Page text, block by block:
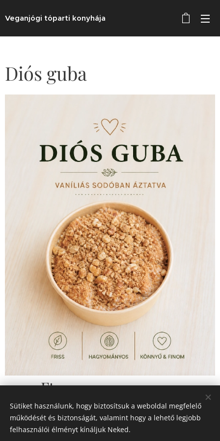
Veganjógi tóparti konyhája
Diós guba
1 990Ft
© 2026 Minden jog fenntartva
Sütiket használunk, hogy biztosítsuk a weboldal megfelelő
működését és biztonságát, valamint hogy a lehető legjobb
felhasználói élményt kínáljuk Neked.